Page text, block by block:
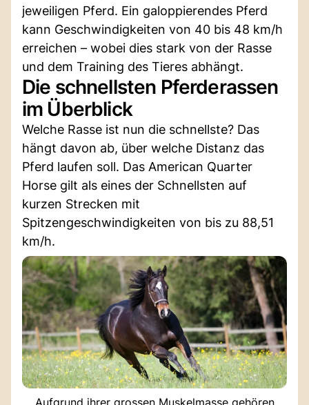
jeweiligen Pferd. Ein galoppierendes Pferd
kann Geschwindigkeiten von 40 bis 48 km/h
erreichen – wobei dies stark von der Rasse
und dem Training des Tieres abhängt.
Die schnellsten Pferderassen
im Überblick
Welche Rasse ist nun die schnellste? Das
hängt davon ab, über welche Distanz das
Pferd laufen soll. Das American Quarter
Horse gilt als eines der Schnellsten auf
kurzen Strecken mit
Spitzengeschwindigkeiten von bis zu 88,51
km/h.
Aufgrund ihrer grossen Muskelmasse gehören